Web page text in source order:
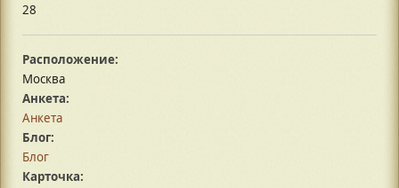
28
Расположение:
Москва
Анкета:
Анкета
Блог:
Блог
Карточка: